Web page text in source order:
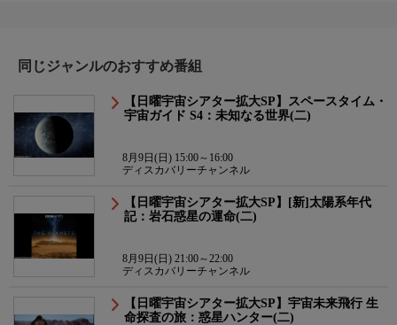
同じジャンルのおすすめ番組
【日曜宇宙シアター拡大SP】スペースタイム・
宇宙ガイド S4：未知なる世界(二)
8月9日(日) 15:00～16:00
ディスカバリーチャンネル
【日曜宇宙シアター拡大SP】[新]太陽系年代
記：岩石惑星の運命(二)
8月9日(日) 21:00～22:00
ディスカバリーチャンネル
【日曜宇宙シアター拡大SP】宇宙未来飛行 生
命探査の旅：惑星ハンター(二)